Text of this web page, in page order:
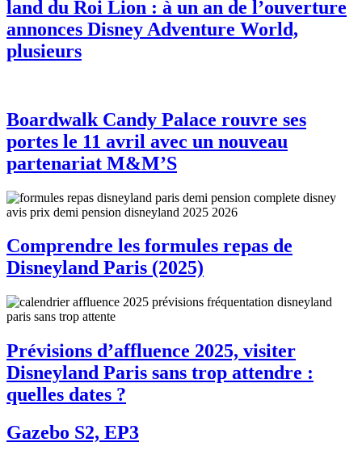
land du Roi Lion : à un an de l’ouverture
annonces Disney Adventure World,
plusieurs
Boardwalk Candy Palace rouvre ses
portes le 11 avril avec un nouveau
partenariat M&M’S
Comprendre les formules repas de
Disneyland Paris (2025)
Prévisions d’affluence 2025, visiter
Disneyland Paris sans trop attendre :
quelles dates ?
Gazebo S2, EP3